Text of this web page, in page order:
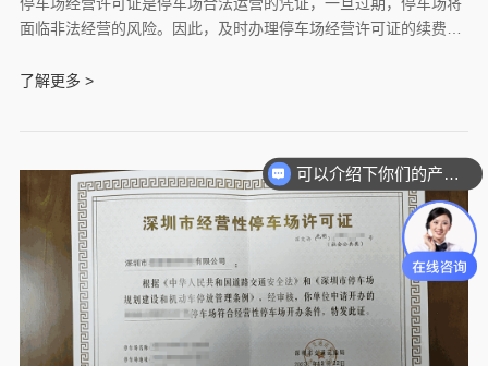
停车场经营许可证是停车场合法运营的凭证，一旦过期，停车场将
面临非法经营的风险。因此，及时办理停车场经营许可证的续费手
及续费流程，帮助停车场经营者顺利完成相关手续。
了解更多 >
可以介绍下你们的产品么？